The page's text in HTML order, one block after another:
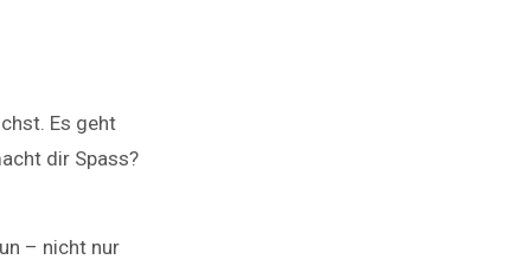
Es geht
dir Spass?
– nicht nur